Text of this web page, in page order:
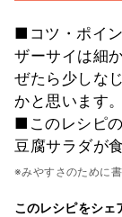
■コツ・ポイ
ザーサイは細
ぜたら少しな
かと思います。
■このレシピ
豆腐サラダが
※みやすさのために
このレシピをシェ